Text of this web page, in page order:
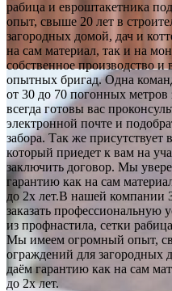
рабица и евроштакетника
опыт, свыше 20 лет в
загородных домой, дач и
на сам материал, так и на
собственное производство и
опытных бригад. Одна
от 30 до 70 погонных
всегда готовы вас
электронной почте и
забора. Так же
который приедет к вам на
заключить договор. Мы
гарантию как на сам
до 2х лет.В нашей компании
заказать профессиональную
из профнастила, сетки
Мы имеем огромный опыт,
ограждений для загородных
даём гарантию как на сам
до 2х лет.